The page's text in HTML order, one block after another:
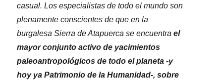
casual. Los especialistas de todo el mundo son
plenamente conscientes de que en la
burgalesa Sierra de Atapuerca se encuentrael
mayor conjunto activo de yacimientos
paleoantropológicos de todo el planeta -y
hoy ya Patrimonio de la Humanidad-, sobre